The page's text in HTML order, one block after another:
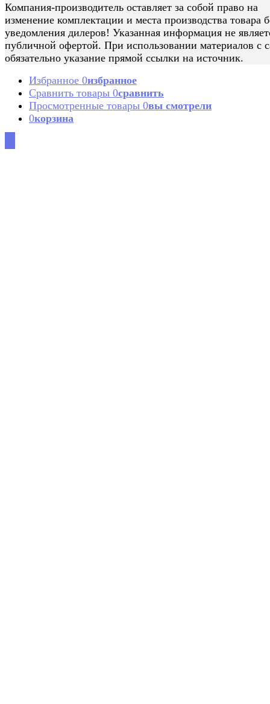
Компания-производитель оставляет за собой право на
изменение комплектации и места производства товара
уведомления дилеров! Указанная информация не
публичной офертой. При использовании материалов с
обязательно указание прямой ссылки на источник.
Избранное 0избранное
Сравнить товары 0сравнить
Просмотренные товары 0вы смотрели
0корзина